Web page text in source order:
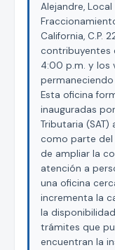
Alejandre, Local
California, C.P.
contribuyentes
4:00 p.m. y los
Esta oficina
inauguradas
Tributaria
como parte del
de ampliar la
atención a
una oficina
incrementa la
la
trámites que
encuentran la